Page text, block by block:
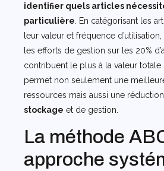
identifier quels articles
particulière . En catégorisant les
leur valeur et fréquence
les efforts de gestion sur les 20%
contribuent le plus à la valeur totale
permet non seulement une
ressources mais aussi une
stockage et de gestion.
La méthode
approche